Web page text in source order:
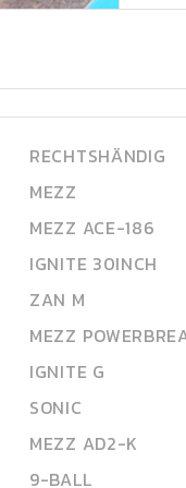
RECHTSHÄNDIG
MEZZ
MEZZ ACE-186
IGNITE 30INCH
ZAN M
MEZZ
IGNITE G
SONIC
MEZZ AD2-K
9-BALL